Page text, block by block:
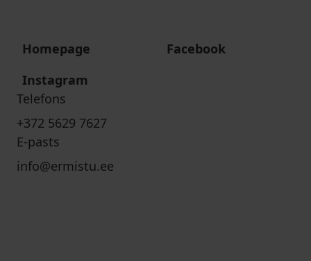
Homepage
Facebook
Instagram
Telefons
+372 5629 7627
E-pasts
info@ermistu.ee